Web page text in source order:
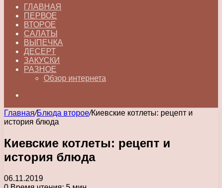
ГЛАВНАЯ
ПЕРВОЕ
ВТОРОЕ
САЛАТЫ
ВЫПЕЧКА
ДЕСЕРТ
ЗАКУСКИ
РАЗНОЕ
Обзор интернета
Главная/Блюда второе/Киевские котлеты: рецепт и
история блюда
Киевские котлеты: рецепт и
история блюда
06.11.2019